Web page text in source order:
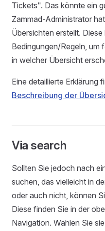
Tickets". Das könnte ein
Zammad-Administrator
Übersichten erstellt.
Bedingungen/Regeln, um
in welcher Übersicht
Eine detaillierte Erklärung
Beschreibung der
Via search
Sollten Sie jedoch nach
suchen, das vielleicht in
oder auch nicht, können
Diese finden Sie in der
Navigation. Wählen Sie